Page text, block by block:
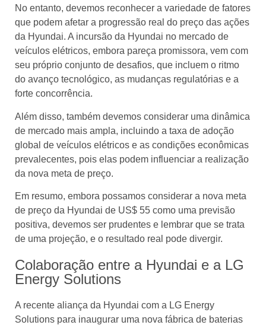
No entanto, devemos reconhecer a variedade de fatores
que podem afetar a progressão real do preço das ações
da Hyundai. A incursão da Hyundai no mercado de
veículos elétricos, embora pareça promissora, vem com
seu próprio conjunto de desafios, que incluem o ritmo
do avanço tecnológico, as mudanças regulatórias e a
forte concorrência.
Além disso, também devemos considerar uma dinâmica
de mercado mais ampla, incluindo a taxa de adoção
global de veículos elétricos e as condições econômicas
prevalecentes, pois elas podem influenciar a realização
da nova meta de preço.
Em resumo, embora possamos considerar a nova meta
de preço da Hyundai de US$ 55 como uma previsão
positiva, devemos ser prudentes e lembrar que se trata
de uma projeção, e o resultado real pode divergir.
Colaboração entre a Hyundai e a LG
Energy Solutions
A recente aliança da Hyundai com a LG Energy
Solutions para inaugurar uma nova fábrica de baterias